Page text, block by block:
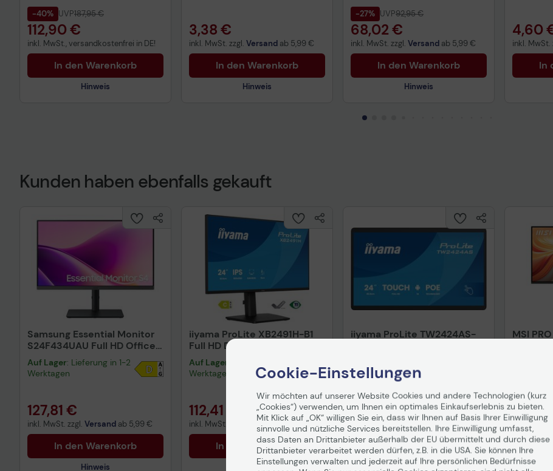
-40% UVP187,95 €
112,90 €
inkl. MwSt., versandkostenfrei in DE!
In den Warenkorb
Hinweis
3,38 €
inkl. MwSt. zzgl. Versand ab 5,99 €
In den Warenkorb
Hinweis
-27% UVP92,95 €
68,02 €
inkl. MwSt. zzgl. Versand ab 5,99 €
In den Warenkorb
Hinweis
4,60
inkl. MwSt.
In
Kunden haben ebenfalls gekauft
Samsung Essential Monitor
S24F434UAU Full HD Office
Display 61 cm (24')
Auf Lager: Lieferung in 1-2
Werktagen
127,81 €
inkl. MwSt. zzgl. Versand ab 5,99 €
In den Warenkorb
Hinweis
iiyama ProLite XB2491H-B1
Full HD Display 60,5 cm
(23,8")
Auf Lager
Werktagen
112,41 €
inkl. MwSt. zzgl. Versandab 5,99 €
In den Warenkorb
Hinweis
iiyama ProLite TW2424AS-
Werktagen
476,00 €
inkl. MwSt. zzgl.Versandab5,99 €
In den Warenkorb
Hinweis
MSI
-2% UVP
inkl. MwSt.
In
Cookie-Einstellungen
Wir möchten auf unserer Website Cookies und andere Technologien (kurz
„Cookies“) verwenden, um Ihnen ein optimales Einkaufserlebnis zu bieten.
Mit Klick auf „OK“ willigen Sie ein, dass wir Ihnen auf Basis Ihrer Einwilligung
sinnvolle und nützliche Services bereitstellen. Ihre Einwilligung umfasst,
dass Daten an Drittanbieter außerhalb der EU übermittelt und durch diese
Drittanbieter verarbeitet werden dürfen, z.B. in die USA. Sie können Ihre
Einstellungen verwalten und jederzeit auf Ihre persönlichen Bedürfnisse